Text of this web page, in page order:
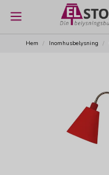
Hem Inomhusbelysning